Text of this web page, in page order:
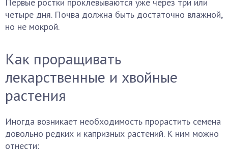
четыре дня. Почва должна быть достаточно влажной,
но не мокрой.
Как проращивать
лекарственные и хвойные
растения
Иногда возникает необходимость прорастить семена
довольно редких и капризных растений. К ним можно
отнести: